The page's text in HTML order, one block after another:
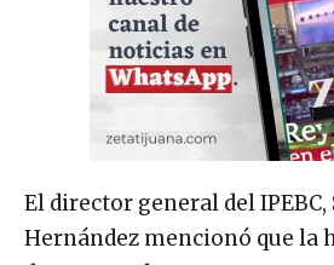
El director general del IPEBC,
Hernández mencionó que la